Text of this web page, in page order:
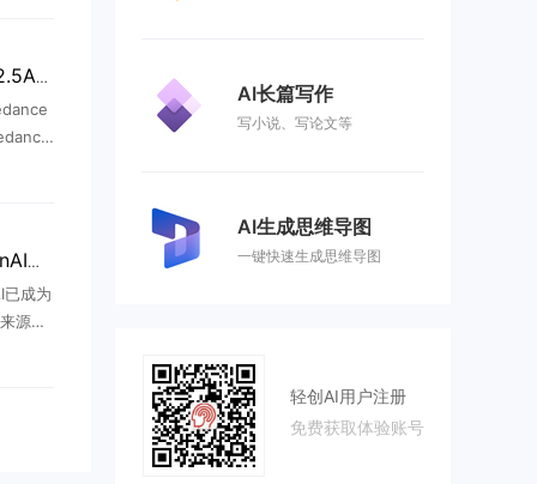
AI长篇写作
写小说、写论文等
AI生成思维导图
一键快速生成思维导图
轻创AI用户注册
免费获取体验账号
火山引擎上线Seedance2.5API，视频生成能力全面升级
微软AI收入七成来自OpenAI，财年贡献241亿美元
成为
源。